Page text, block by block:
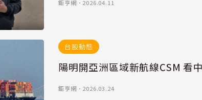
鉅亨網 ． 2026.04.11
台股動態
陽明開亞洲區域新航線CSM 看
鉅亨網 ． 2026.03.24